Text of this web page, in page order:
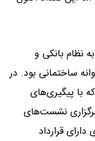
نظام بانکی و
ساختمانی بود. در
شد که با پیگیری‌های
نشست‌های
قرارداد